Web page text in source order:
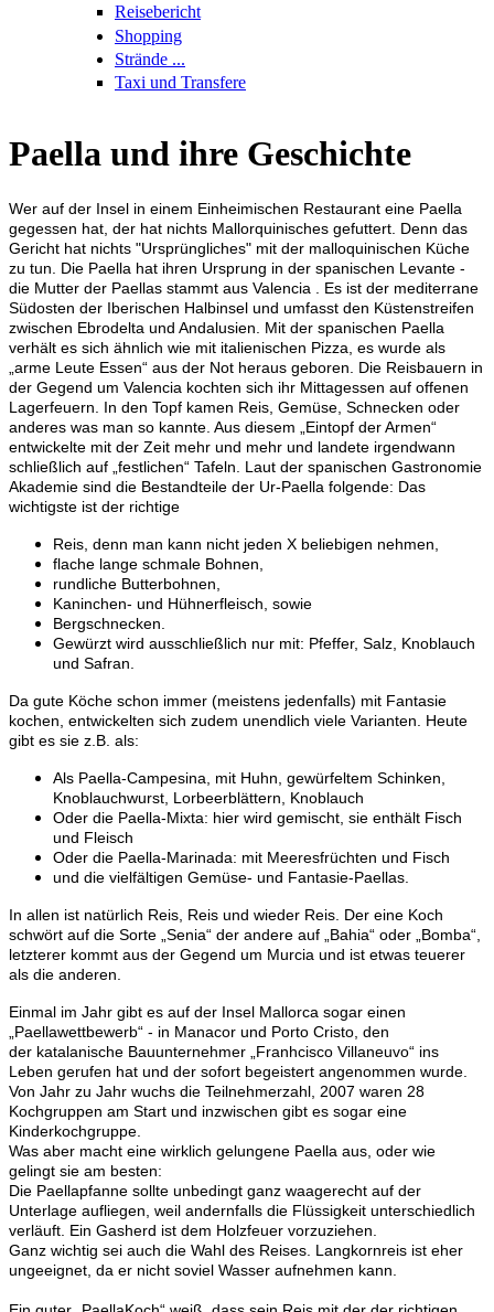
Reisebericht
Shopping
Strände ...
Taxi und Transfere
Paella und ihre Geschichte
Wer auf der Insel in einem Einheimischen Restaurant eine Paella
gegessen hat, der hat nichts Mallorquinisches gefuttert. Denn das
Gericht hat nichts "Ursprüngliches" mit der malloquinischen Küche
zu tun. Die Paella hat ihren Ursprung in der spanischen Levante -
die Mutter der Paellas stammt aus Valencia . Es ist der mediterrane
Südosten der Iberischen Halbinsel und umfasst den Küstenstreifen
zwischen Ebrodelta und Andalusien. Mit der spanischen Paella
verhält es sich ähnlich wie mit italienischen Pizza, es wurde als
„arme Leute Essen“ aus der Not heraus geboren. Die Reisbauern in
der Gegend um Valencia kochten sich ihr Mittagessen auf offenen
Lagerfeuern. In den Topf kamen Reis, Gemüse, Schnecken oder
anderes was man so kannte. Aus diesem „Eintopf der Armen“
entwickelte mit der Zeit mehr und mehr und landete irgendwann
schließlich auf „festlichen“ Tafeln. Laut der spanischen Gastronomie
Akademie sind die Bestandteile der Ur-Paella folgende: Das
wichtigste ist der richtige
Reis, denn man kann nicht jeden X beliebigen nehmen,
flache lange schmale Bohnen,
rundliche Butterbohnen,
Kaninchen- und Hühnerfleisch, sowie
Bergschnecken.
Gewürzt wird ausschließlich nur mit: Pfeffer, Salz, Knoblauch
und Safran.
Da gute Köche schon immer (meistens jedenfalls) mit Fantasie
kochen, entwickelten sich zudem unendlich viele Varianten. Heute
gibt es sie z.B. als:
Als Paella-Campesina, mit Huhn, gewürfeltem Schinken,
Knoblauchwurst, Lorbeerblättern, Knoblauch
Oder die Paella-Mixta: hier wird gemischt, sie enthält Fisch
und Fleisch
Oder die Paella-Marinada: mit Meeresfrüchten und Fisch
und die vielfältigen Gemüse- und Fantasie-Paellas.
In allen ist natürlich Reis, Reis und wieder Reis. Der eine Koch
schwört auf die Sorte „Senia“ der andere auf „Bahia“ oder „Bomba“,
letzterer kommt aus der Gegend um Murcia und ist etwas teuerer
als die anderen.
Einmal im Jahr gibt es auf der Insel Mallorca sogar einen
„Paellawettbewerb“ - in Manacor und Porto Cristo, den
der katalanische Bauunternehmer „Franhcisco Villaneuvo“ ins
Leben gerufen hat und der sofort begeistert angenommen wurde.
Von Jahr zu Jahr wuchs die Teilnehmerzahl, 2007 waren 28
Kochgruppen am Start und inzwischen gibt es sogar eine
Kinderkochgruppe.
Was aber macht eine wirklich gelungene Paella aus, oder wie
gelingt sie am besten:
Die Paellapfanne sollte unbedingt ganz waagerecht auf der
Unterlage aufliegen, weil andernfalls die Flüssigkeit unterschiedlich
verläuft. Ein Gasherd ist dem Holzfeuer vorzuziehen.
Ganz wichtig sei auch die Wahl des Reises. Langkornreis ist eher
ungeeignet, da er nicht soviel Wasser aufnehmen kann.